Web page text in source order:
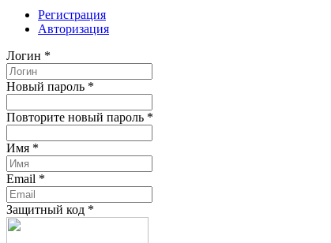
Регистрация
Авторизация
Логин *
Новый пароль *
Повторите новый пароль *
Имя *
Email *
Защитный код *